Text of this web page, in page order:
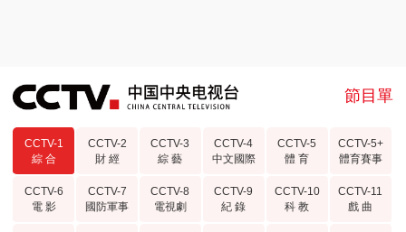
節目單
CCTV-1
綜 合
CCTV-2
財 經
CCTV-3
綜 藝
CCTV-4
中文國際
CCTV-5
體 育
CCTV-5+
體育賽事
CCTV-6
電 影
CCTV-7
國防軍事
CCTV-8
電視劇
CCTV-9
紀 錄
CCTV-10
科 教
CCTV-11
戲 曲